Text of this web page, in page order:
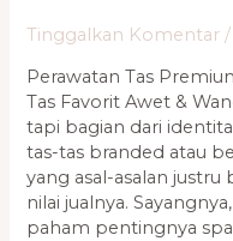
Tinggalkan Komentar /
Perawatan Tas
Tas Favorit Awet &
tapi bagian dari
tas-tas branded atau
yang asal-asalan
nilai jualnya.
paham pentingnya